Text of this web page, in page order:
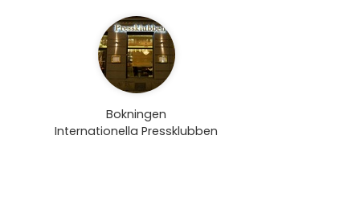
Bokningen
Internationella Pressklubben